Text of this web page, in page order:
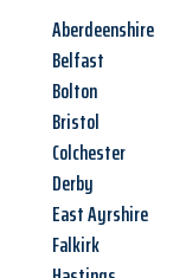
Aberdeenshire
Belfast
Bolton
Bristol
Colchester
Derby
East Ayrshire
Falkirk